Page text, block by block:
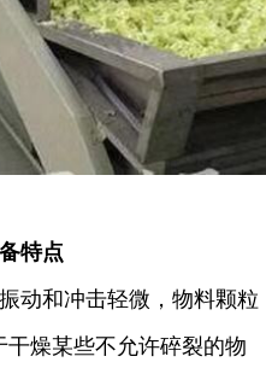
特点
动和冲击轻微，物料颗粒
燥某些不允许碎裂的物